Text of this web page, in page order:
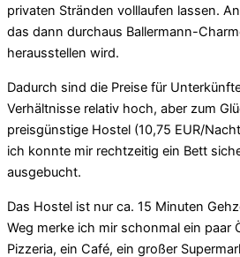
privaten Stränden volllaufen lassen.
das dann durchaus Ballermann-
herausstellen wird.
Dadurch sind die Preise für
Verhältnisse relativ hoch, aber zum
preisgünstige Hostel (10,75 EUR/
ich konnte mir rechtzeitig ein Bett
ausgebucht.
Das Hostel ist nur ca. 15 Minuten
Weg merke ich mir schonmal ein paar
Pizzeria, ein Café, ein großer